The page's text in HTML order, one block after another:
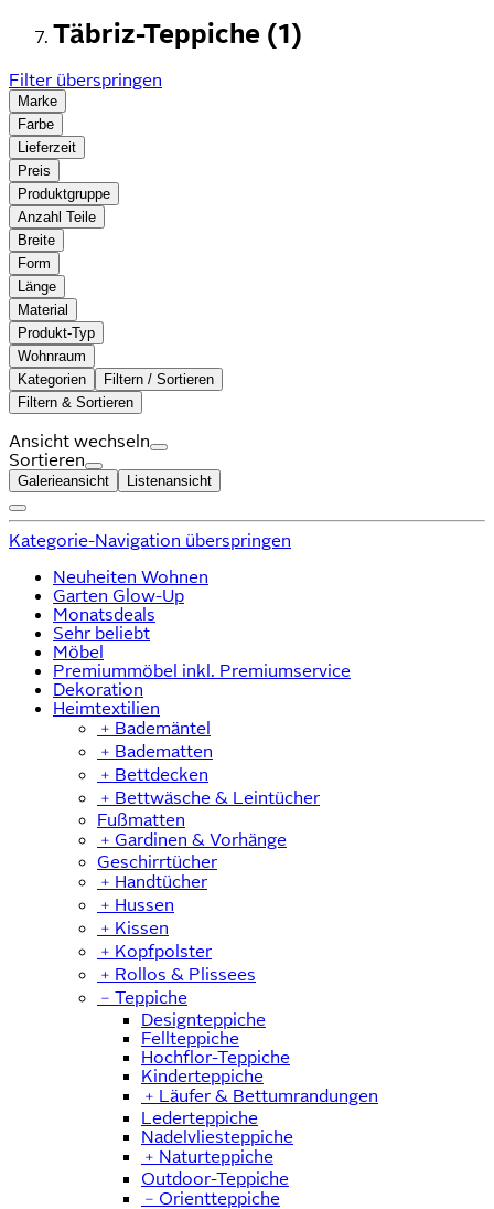
Täbriz-Teppiche (1)
Filter überspringen
Marke
Farbe
Lieferzeit
Preis
Produktgruppe
Anzahl Teile
Breite
Form
Länge
Material
Produkt-Typ
Wohnraum
Kategorien
Filtern / Sortieren
Filtern & Sortieren
Ansicht wechseln
Sortieren
Galerieansicht Listenansicht
Kategorie-Navigation überspringen
Neuheiten Wohnen
Garten Glow-Up
Monatsdeals
Sehr beliebt
Möbel
Premiummöbel inkl. Premiumservice
Dekoration
Heimtextilien
﹢ Bademäntel
﹢ Badematten
﹢ Bettdecken
﹢ Bettwäsche & Leintücher
Fußmatten
﹢ Gardinen & Vorhänge
Geschirrtücher
﹢ Handtücher
﹢ Hussen
﹢ Kissen
﹢ Kopfpolster
﹢ Rollos & Plissees
﹣ Teppiche
Designteppiche
Fellteppiche
Hochflor-Teppiche
Kinderteppiche
﹢ Läufer & Bettumrandungen
Lederteppiche
Nadelvliesteppiche
﹢ Naturteppiche
Outdoor-Teppiche
﹣ Orientteppiche